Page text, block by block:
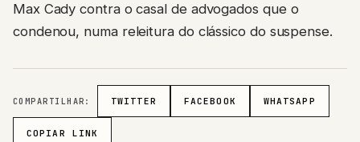
Max Cady contra o casal de advogados que o
condenou, numa releitura do clássico do suspense.
COMPARTILHAR: TWITTER FACEBOOK WHATSAPP
COPIAR LINK